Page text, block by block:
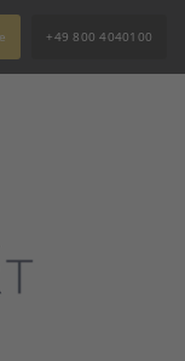
+49 800 4040100